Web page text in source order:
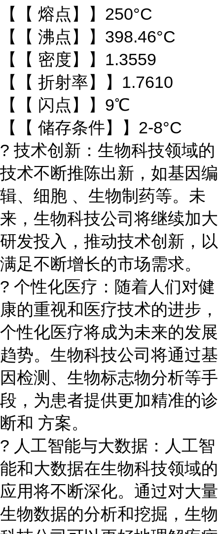
【【 熔点】】250°C
【【 沸点】】398.46°C
【【 密度】】1.3559
【【 折射率】】1.7610
【【 闪点】】9℃
【【 储存条件】】2-8°C
? 技术创新：生物科技领域的
技术不断推陈出新，如基因编
辑、细胞 、生物制药等。未
来，生物科技公司将继续加大
研发投入，推动技术创新，以
满足不断增长的市场需求。
? 个性化医疗：随着人们对健
康的重视和医疗技术的进步，
个性化医疗将成为未来的发展
趋势。生物科技公司将通过基
因检测、生物标志物分析等手
段，为患者提供更加精准的诊
断和 方案。
? 人工智能与大数据：人工智
能和大数据在生物科技领域的
应用将不断深化。通过对大量
生物数据的分析和挖掘，生物